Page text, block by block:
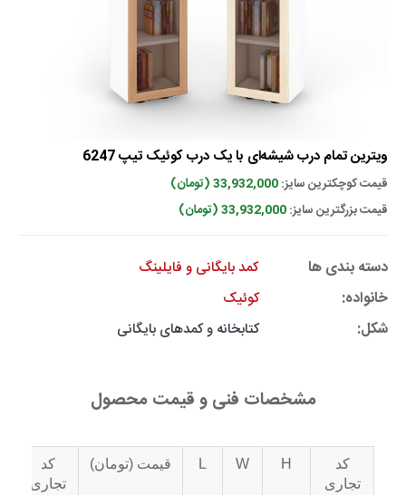
ویترین تمام درب شیشه‌ای با یک درب کوئیک تیپ 6247
قیمت کوچکترین سایز:33,932,000 (تومان)
قیمت بزرگترین سایز:33,932,000 (تومان)
دسته بندی ها کمد بایگانی و فایلینگ
خانواده: کوئیک
شکل: کتابخانه و کمدهای بایگانی
مشخصات فنی و قیمت محصول
کد
تجاری
H
W
L قیمت (تومان)
کد
تجاری